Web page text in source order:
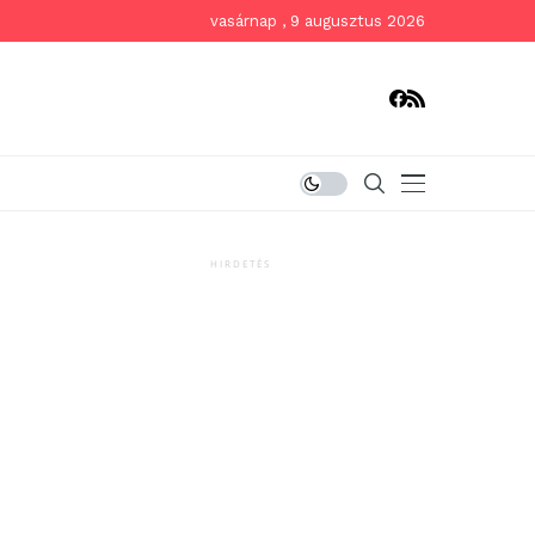
vasárnap , 9 augusztus 2026
HIRDETÉS